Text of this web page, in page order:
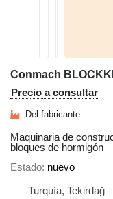
Conmach
Precio a consultar
Del fabricante
Maquinaria de
bloques de hormigón
Estado nuevo
Turquía, Tekirdağ